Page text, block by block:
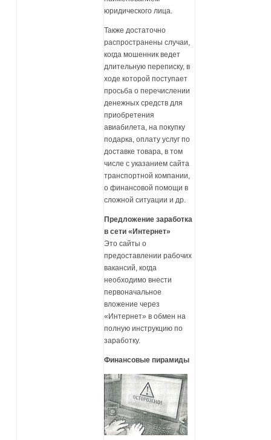
юридического лица.
Также достаточно
распространены случаи,
когда мошенник ведет
длительную переписку, в
ходе которой поступает
просьба о перечислении
денежных средств для
приобретения
авиабилета, на покупку
подарка, оплату услуг по
доставке товара, в том
числе с указанием сайта
транспортной компании,
о финансовой помощи в
сложной ситуации и др.
Предложение заработка
в сети «Интернет»
Это сайты о
предоставлении рабочих
вакансий, когда
необходимо внести
первоначальное
вложение через
«Интернет» в обмен на
полную инструкцию по
заработку.
Финансовые пирамиды